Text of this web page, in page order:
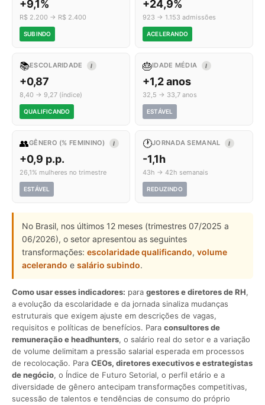
+9,1%
R$ 2.200 → R$ 2.400
SUBINDO
+24,9%
923 → 1.153 admissões
ACELERANDO
📚ESCOLARIDADE I
+0,87
8,40 → 9,27 (índice)
QUALIFICANDO
🎂IDADE MÉDIA I
+1,2 anos
32,5 → 33,7 anos
ESTÁVEL
👥GÊNERO (% FEMININO) I
+0,9 p.p.
26,1% mulheres no trimestre
ESTÁVEL
🕐JORNADA SEMANAL I
-1,1h
43h → 42h semanais
REDUZINDO
No Brasil, nos últimos 12 meses (trimestres 07/2025 a
06/2026), o setor apresentou as seguintes
transformações: escolaridade qualificando, volume
acelerando e salário subindo.
Como usar esses indicadores: para gestores e diretores de RH,
a evolução da escolaridade e da jornada sinaliza mudanças
estruturais que exigem ajuste em descrições de vagas,
requisitos e políticas de benefícios. Para consultores de
remuneração e headhunters, o salário real do setor e a variação
de volume delimitam a pressão salarial esperada em processos
de recolocação. Para CEOs, diretores executivos e estrategistas
de negócio, o Índice de Futuro Setorial, o perfil etário e a
diversidade de gênero antecipam transformações competitivas,
sucessão de talentos e tendências de consumo do próprio